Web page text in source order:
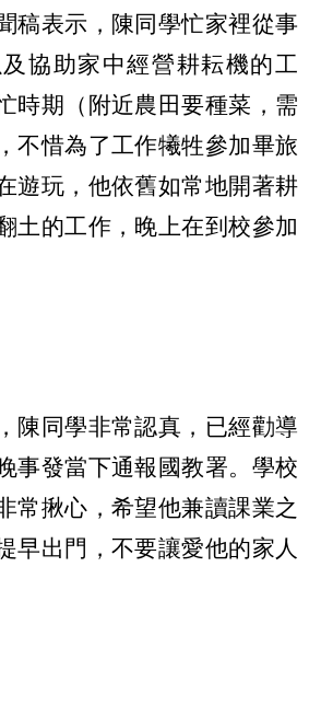
稿表示，陳同學忙家裡從事
協助家中經營耕耘機的工
時期（附近農田要種菜，需
不惜為了工作犧牲參加畢旅
遊玩，他依舊如常地開著耕
土的工作，晚上在到校參加
陳同學非常認真，已經勸導
事發當下通報國教署。學校
常揪心，希望他兼讀課業之
早出門，不要讓愛他的家人